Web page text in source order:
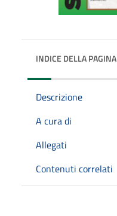
INDICE DELLA PAGINA
Descrizione
A cura di
Allegati
Contenuti correlati